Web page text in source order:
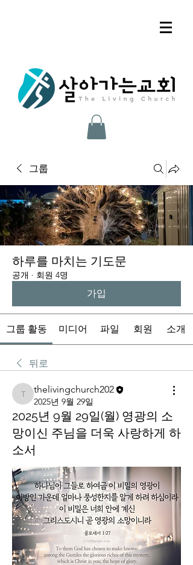
그룹
하루를 마치는 기도문
공개 · 회원 4명
가입
그룹 활동 미디어 파일 회원 소개
뒤로
thelivingchurch202
thelivingchurch202
2025년 9월 29일
2025년 9월 29일(월) 영광의 소
망이신 주님을 더욱 사랑하게 하
소서